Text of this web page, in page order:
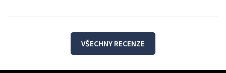
VŠECHNY RECENZE